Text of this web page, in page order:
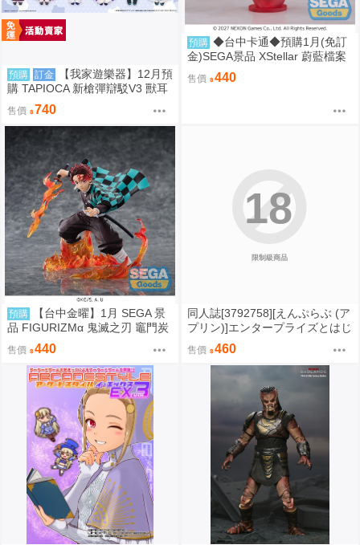
預購 訂金
【我家遊樂器】12月預
購 TAPIOCA 新槍彈辯駁V3 獸耳
斗篷布偶 3款可選
售價 740
預購 ◆台中卡通◆預購1月(免訂
金)SEGA景品 XStellar 蔚藍檔案
白洲梓 Happy Valentine
售價 440
預購
【台中金曜】1月 SEGA 景
品 FIGURIZMα 鬼滅之刃 竈門炭
治郎 通透世界 0901
售價 440
限制級商品
18
同人誌[3792758][えんぷらぶ (ア
プリン)]エンタープライズとはじ
めてえっち (碧藍航線)
售價 460